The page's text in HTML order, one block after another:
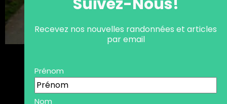
Recevez nos nouvelles randonnées et articles
par email
Prénom
Nom